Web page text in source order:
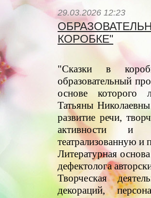
29.03.2026 12:23
КОРОБКЕ"
"Сказки в
образовательный
основе которого
Татьяны
развитие речи,
активности и
театрализованную и
Литературная
дефектолога
Творческая
декораций,